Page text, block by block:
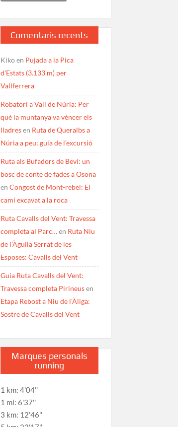
Comentaris recents
Kikoen Pujada a la Pica
d’Estats (3.133 m) per
Vallferrera
Robatori a Vall de Núria: Per
què la muntanya va vèncer els
lladresen Ruta de Queralbs a
Núria a peu: guia de l’excursió
Ruta als Bufadors de Beví: un
bosc de conte de fades a Osona
en Congost de Mont-rebei: El
camí excavat a la roca
Ruta Cavalls del Vent: Travessa
completa al Parc…en Ruta Niu
de l’Àguila Serrat de les
Esposes: Cavalls del Vent
Guia Ruta Cavalls del Vent:
Travessa completa Pirineusen
Etapa Rebost a Niu de l’Àliga:
Sostre de Cavalls del Vent
Marques personals
running
1 km: 4'04''
1 mi: 6'37''
3 km: 12'46''